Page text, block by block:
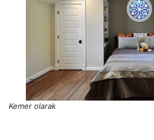
Kemer olarak